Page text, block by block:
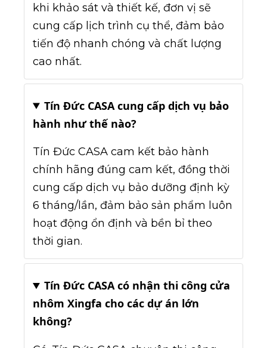
khi khảo sát và thiết kế, đơn vị sẽ
cung cấp lịch trình cụ thể, đảm bảo
tiến độ nhanh chóng và chất lượng
cao nhất.
Tín Đức CASA cung cấp dịch vụ bảo
hành như thế nào?
Tín Đức CASA cam kết bảo hành
chính hãng đúng cam kết, đồng thời
cung cấp dịch vụ bảo dưỡng định kỳ
6 tháng/lần, đảm bảo sản phẩm luôn
hoạt động ổn định và bền bỉ theo
thời gian.
Tín Đức CASA có nhận thi công cửa
nhôm Xingfa cho các dự án lớn
không?